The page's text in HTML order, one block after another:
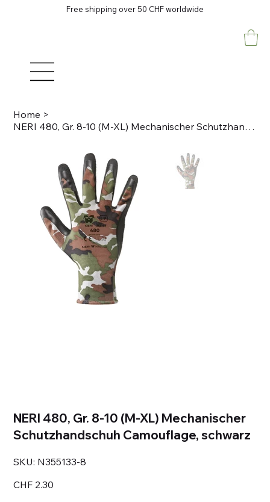
Free shipping over 50 CHF worldwide
Home >
NERI 480, Gr. 8-10 (M-XL) Mechanischer Schutzhandschuh Camouflage, schwarz
NERI 480, Gr. 8-10 (M-XL) Mechanischer
Schutzhandschuh Camouflage, schwarz
SKU: SKU
N355133-
N355133-8
CHF 2.30